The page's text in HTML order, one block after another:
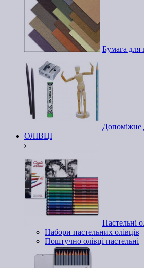
Бумага для
Допоміжне
ОЛІВЦІ
Пастельні
Набори пастельних олівців
Поштучно олівці пастельні